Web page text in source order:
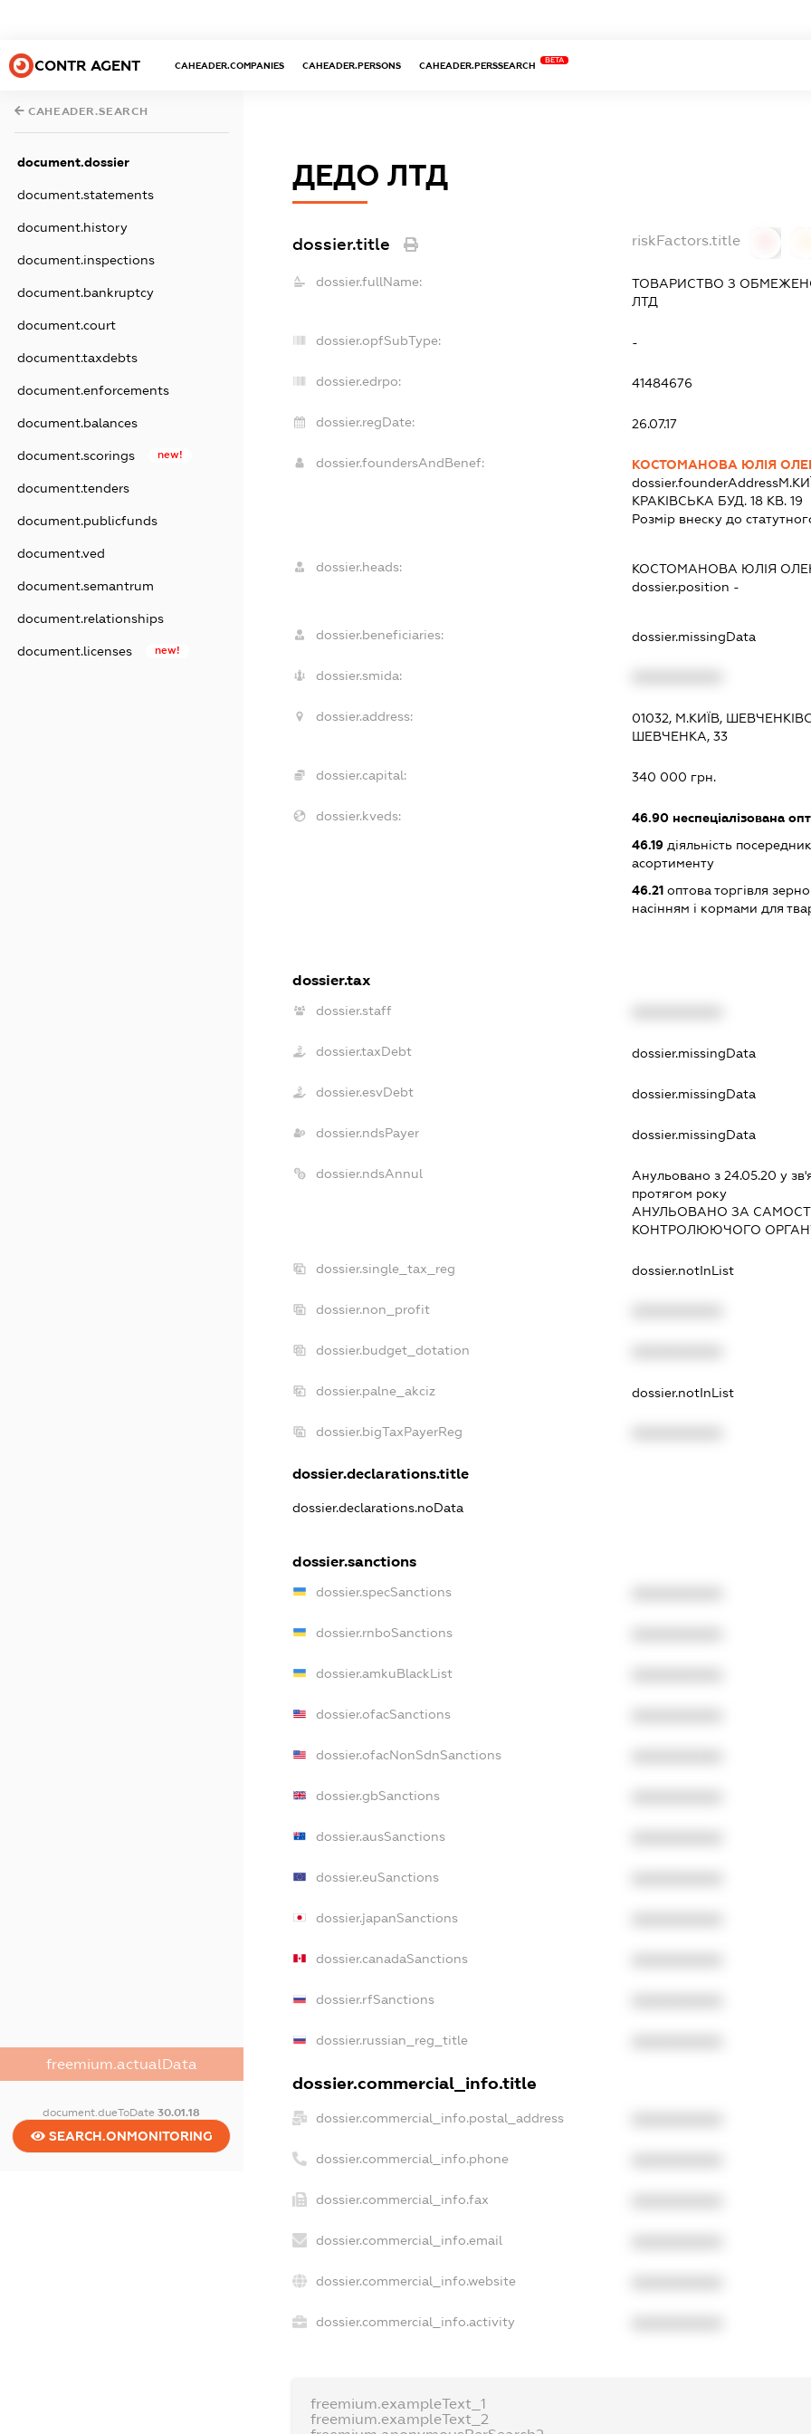
CONTR AGENT CAHEADER.COMPANIES CAHEADER.PERSONS CAHEADER.PERSSEARCH
BETA
CAHEADER.SEARCH
document.dossier
document.statements
document.history
document.inspections
document.bankruptcy
document.court
document.taxdebts
document.enforcements
document.balances
document.scorings new!
document.tenders
document.publicfunds
document.ved
document.semantrum
document.relationships
document.licenses new!
freemium.actualData
document.dueToDate30.01.18
SEARCH.ONMONITORING
ДЕДО ЛТД
dossier.title riskFactors.title
dossier.fullName:
ТОВАРИСТВО З
ЛТД
dossier.opfSubType: -
dossier.edrpo: 41484676
dossier.regDate: 26.07.17
dossier.foundersAndBenef:
КОСТОМАНОВА ЮЛІЯ
dossier.founderAddress
КРАКІВСЬКА БУД. 18 КВ. 19
Розмір внеску до
dossier.heads:
КОСТОМАНОВА ЮЛІЯ
dossier.position -
dossier.beneficiaries: dossier.missingData
dossier.smida:
dossier.address:
01032, М.КИЇВ,
ШЕВЧЕНКА, 33
dossier.capital: 340 000 грн.
dossier.kveds: 46.90неспеціалізована
46.19діяльність
асортименту
46.21оптова торгівля
насінням і кормами для
dossier.tax
dossier.staff
dossier.taxDebt dossier.missingData
dossier.esvDebt dossier.missingData
dossier.ndsPayer dossier.missingData
dossier.ndsAnnul
Анульовано з 24.05.20 у
протягом року
АНУЛЬОВАНО ЗА
КОНТРОЛЮЮЧОГО
dossier.single_tax_reg dossier.notInList
dossier.non_profit
dossier.budget_dotation
dossier.palne_akciz dossier.notInList
dossier.bigTaxPayerReg
dossier.declarations.title
dossier.declarations.noData
dossier.sanctions
dossier.specSanctions
dossier.rnboSanctions
dossier.amkuBlackList
dossier.ofacSanctions
dossier.ofacNonSdnSanctions
dossier.gbSanctions
dossier.ausSanctions
dossier.euSanctions
dossier.japanSanctions
dossier.canadaSanctions
dossier.rfSanctions
dossier.russian_reg_title
dossier.commercial_info.title
dossier.commercial_info.postal_address
dossier.commercial_info.phone
dossier.commercial_info.fax
dossier.commercial_info.email
dossier.commercial_info.website
dossier.commercial_info.activity
freemium.exampleText_1
freemium.exampleText_2